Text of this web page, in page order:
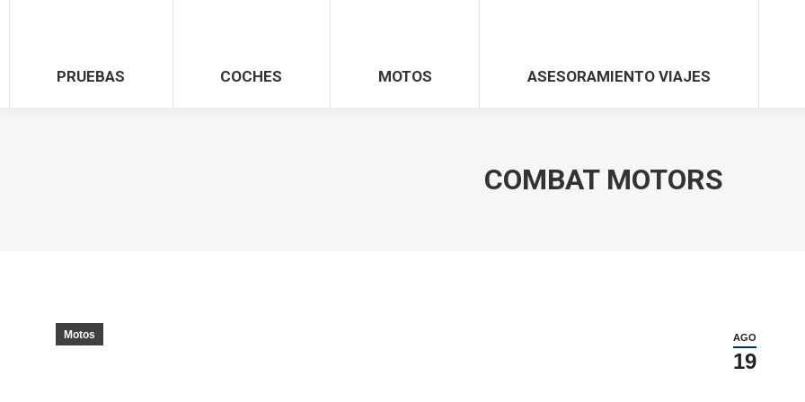
PRUEBAS COCHES MOTOS ASESORAMIENTO VIAJES
COMBAT MOTORS
AGO
19
Motos